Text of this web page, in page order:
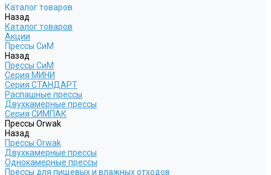
Каталог товаров
Назад
Каталог товаров
Акции
Прессы СиМ
Назад
Прессы СиМ
Серия МИНИ
Серия СТАНДАРТ
Распашные прессы
Двухкамерные прессы
Серия СИМПАК
Прессы Orwak
Назад
Прессы Orwak
Двухкамерные прессы
Однокамерные прессы
Прессы для пищевых и влажных отходов